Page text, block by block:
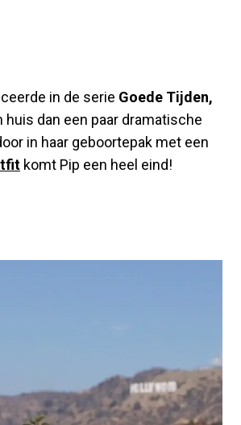
in de serie Goede Tijden,
dan een paar dramatische
in haar geboortepak met een
komt Pip een heel eind!